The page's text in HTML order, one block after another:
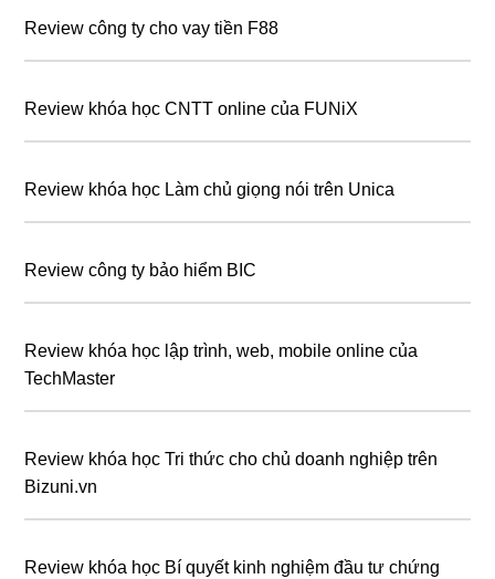
Review công ty cho vay tiền F88
Review khóa học CNTT online của FUNiX
Review khóa học Làm chủ giọng nói trên Unica
Review công ty bảo hiểm BIC
Review khóa học lập trình, web, mobile online của
TechMaster
Review khóa học Tri thức cho chủ doanh nghiệp trên
Bizuni.vn
Review khóa học Bí quyết kinh nghiệm đầu tư chứng